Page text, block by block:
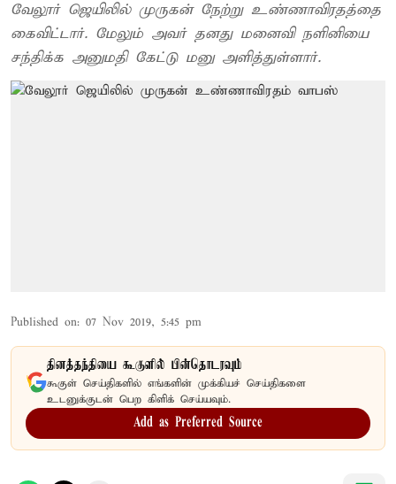
வேலூர் ஜெயிலில் முருகன் நேற்று உண்ணாவிரதத்தை
கைவிட்டார். மேலும் அவர் தனது மனைவி நளினியை
சந்திக்க அனுமதி கேட்டு மனு அளித்துள்ளார்.
Published on: 07 Nov 2019, 5:45 pm
தினத்தந்தியை கூகுளில் பின்தொடரவும்
கூகுள் செய்திகளில் எங்களின் முக்கியச் செய்திகளை
உடனுக்குடன் பெற கிளிக் செய்யவும்.
Add as Preferred Source